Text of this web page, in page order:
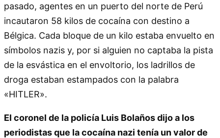
pasado, agentes en un puerto del norte de Perú
incautaron 58 kilos de cocaína con destino a
Bélgica. Cada bloque de un kilo estaba envuelto en
símbolos nazis y, por si alguien no captaba la pista
de la esvástica en el envoltorio, los ladrillos de
droga estaban estampados con la palabra
«HITLER».
El coronel de la policía Luis Bolaños dijo a los
periodistas que la cocaína nazi tenía un valor de